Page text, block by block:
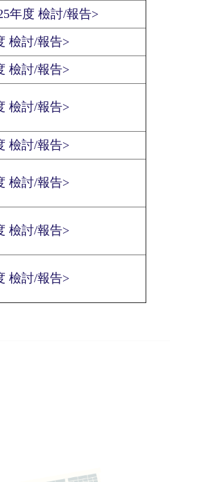
年度 檢討/報告>
檢討/報告>
檢討/報告>
檢討/報告>
檢討/報告>
檢討/報告>
檢討/報告>
檢討/報告>